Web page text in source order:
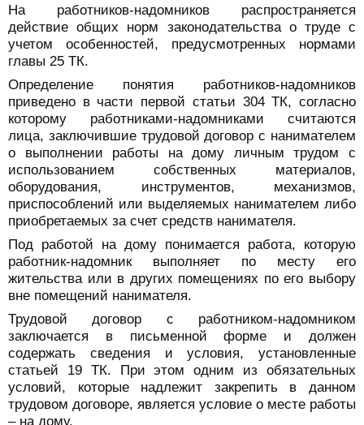
На работников-надомников распространяется
действие общих норм законодательства о труде с
учетом особенностей, предусмотренных нормами
главы 25 ТК.
Определение понятия работников-надомников
приведено в части первой статьи 304 ТК, согласно
которому работниками-надомниками считаются
лица, заключившие трудовой договор с нанимателем
о выполнении работы на дому личным трудом с
использованием собственных материалов,
оборудования, инструментов, механизмов,
приспособлений или выделяемых нанимателем либо
приобретаемых за счет средств нанимателя.
Под работой на дому понимается работа, которую
работник-надомник выполняет по месту его
жительства или в других помещениях по его выбору
вне помещений нанимателя.
Трудовой договор с работником-надомником
заключается в письменной форме и должен
содержать сведения и условия, установленные
статьей 19 ТК. При этом одним из обязательных
условий, которые надлежит закрепить в данном
трудовом договоре, является условие о месте работы
– на дому.